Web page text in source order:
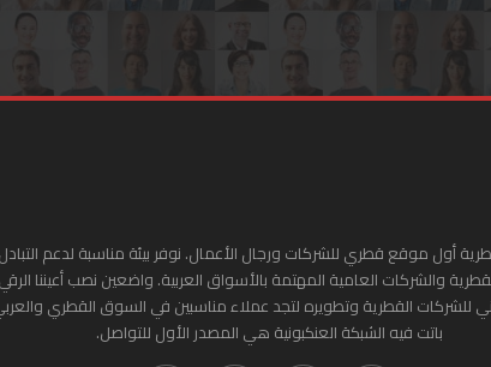
أول موقع قطري للشركات ورجال الأعمال. نوفر بيئة مناسبة لدعم
والشركات العامية المهتمة بالأسواق العربية. واضعين نصب أعيننا
للشركات القطرية وتطويره لتجد عملاء مناسبين في السوق القطري
باتت فيه الشبكة العنكبونية هي المصدر الأول للتواصل.